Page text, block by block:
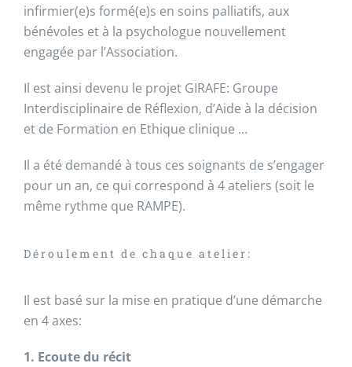
infirmier(e)s formé(e)s en soins palliatifs, aux
bénévoles et à la psychologue nouvellement
engagée par l’Association.
Il est ainsi devenu le projet GIRAFE: Groupe
Interdisciplinaire de Réflexion, d’Aide à la décision
et de Formation en Ethique clinique …
Il a été demandé à tous ces soignants de s’engager
pour un an, ce qui correspond à 4 ateliers (soit le
même rythme que RAMPE).
Déroulement de chaque atelier:
Il est basé sur la mise en pratique d’une démarche
en 4 axes:
1. Ecoute du récit